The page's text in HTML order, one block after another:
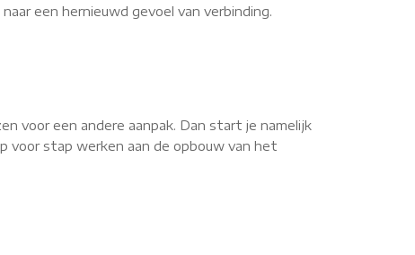
een hernieuwd gevoel van verbinding.
voor een andere aanpak. Dan start je namelijk
voor stap werken aan de opbouw van het